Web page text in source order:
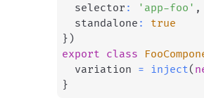
  selector
: 'app-foo' ,
  standalone
:
true
} )
export class
  variation
= inject(
}